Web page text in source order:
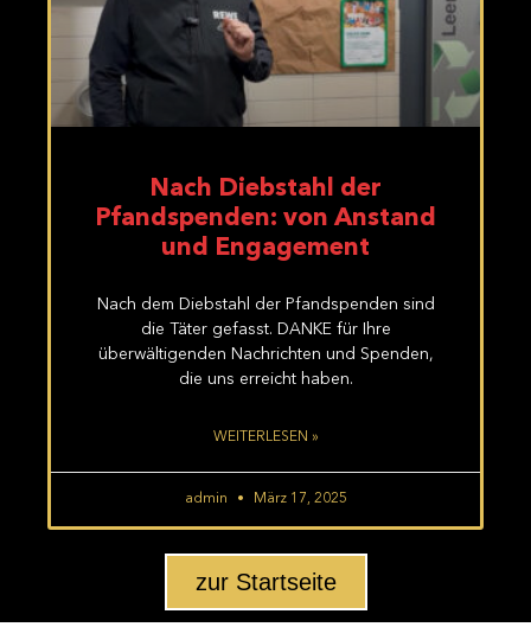
Nach Diebstahl der
Pfandspenden: von Anstand
und Engagement
Nach dem Diebstahl der Pfandspenden sind
die Täter gefasst. DANKE für Ihre
überwältigenden Nachrichten und Spenden,
die uns erreicht haben.
WEITERLESEN »
admin März 17, 2025
zur Startseite